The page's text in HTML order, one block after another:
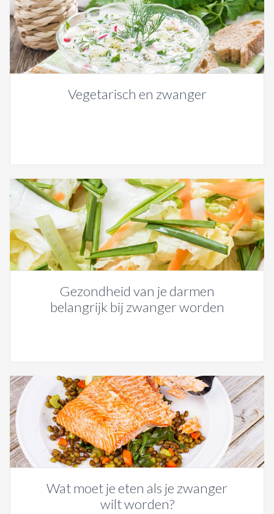
Vegetarisch en zwanger
Gezondheid van je darmen
belangrijk bij zwanger worden
Wat moet je eten als je zwanger
wilt worden?